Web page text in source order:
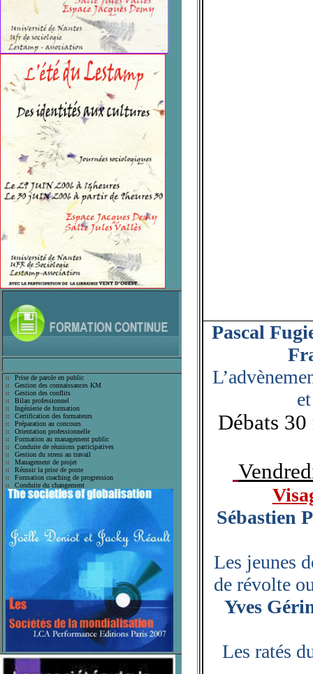
Prise de parole en public
Gestion des connaissances KM
Gestion des conflits
Bilan professionnel
Ingénierie de formation
Certification des formateurs
Préparation au concours
Orientation professionnelle
Formation au management public
Conduite de réunions participatives
Gestion du stress au travail
Management de projet
Réussir la prise de poste
Formation coaching de progression
Conduite du changement
Pascal
Débats
Sébastien
Les jeunes
de révolte
Yves
Les ratés